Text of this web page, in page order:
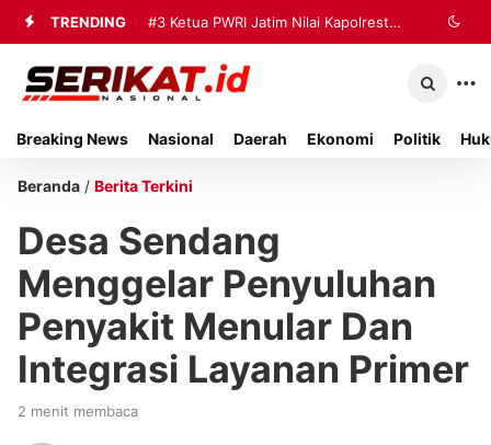
TRENDING #3 Ketua PWRI Jatim Nilai Kapolresta
Sumenep Berhasil Bangun Kemitraan
Breaking News Nasional Daerah Ekonomi Politik
Beranda / Berita Terkini
Desa Sendang
Menggelar Penyuluhan
Penyakit Menular Dan
Integrasi Layanan Primer
2 menit membaca